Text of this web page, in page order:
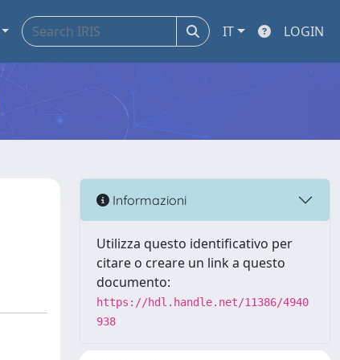
IT LOGIN
Informazioni
Utilizza questo identificativo per
citare o creare un link a questo
documento:
https://hdl.handle.net/11386/4940
938